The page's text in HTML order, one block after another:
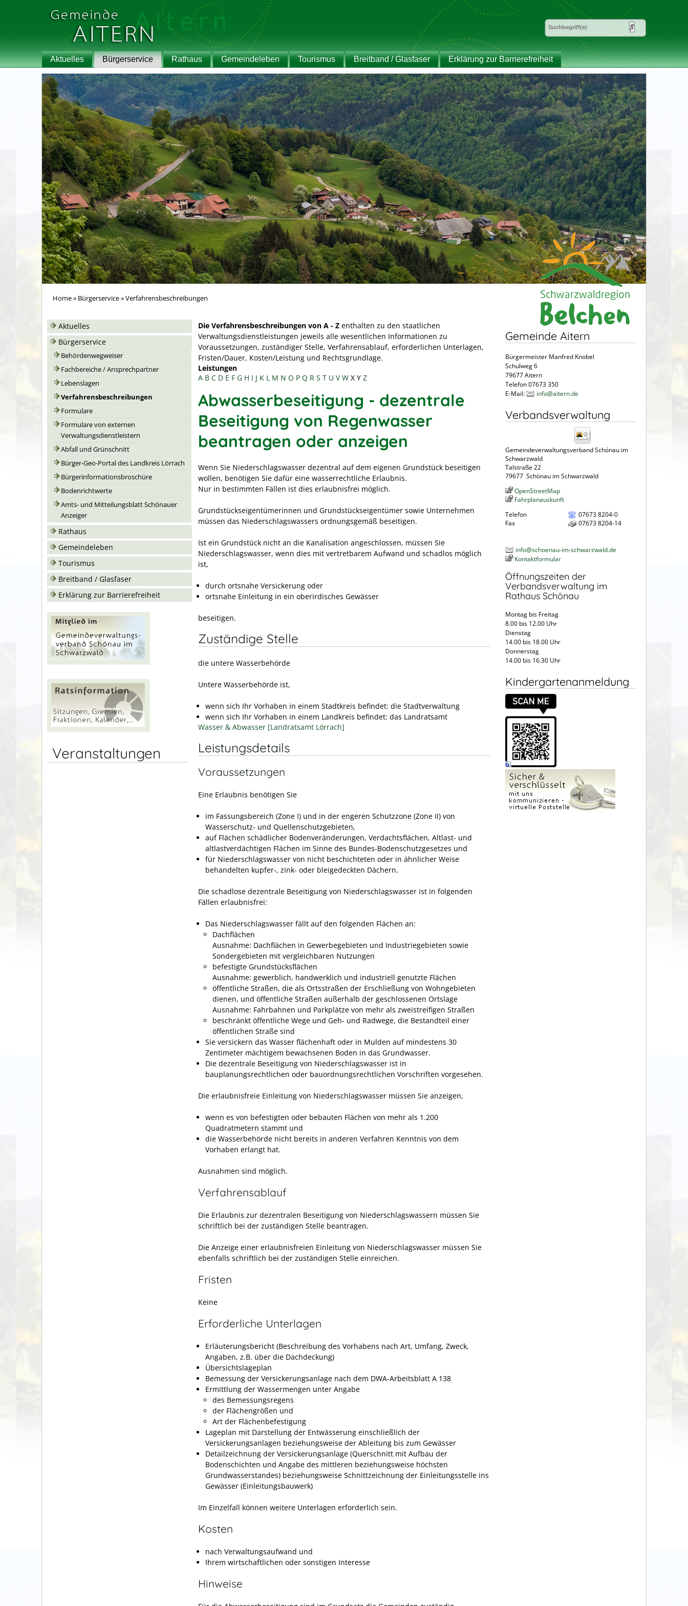
Aktuelles Bürgerservice Rathaus Gemeindeleben Tourismus Breitband / Glasfaser Erklärung zur Barrierefreiheit
Home» Bürgerservice»Verfahrensbeschreibungen
Aktuelles
Bürgerservice
Behördenwegweiser
Fachbereiche / Ansprechpartner
Lebenslagen
Verfahrensbeschreibungen
Formulare
Formulare von externen
Verwaltungsdienstleistern
Abfall und Grünschnitt
Bürger-Geo-Portal des Landkreis Lörrach
Bürgerinformationsbroschüre
Bodenrichtwerte
Amts- und Mitteilungsblatt Schönauer
Anzeiger
Rathaus
Gemeindeleben
Tourismus
Breitband / Glasfaser
Erklärung zur Barrierefreiheit
Veranstaltungen
Die Verfahrensbeschreibungen von A - Z enthalten zu den staatlichen
Verwaltungsdienstleistungen jeweils alle wesentlichen Informationen zu
Voraussetzungen, zuständiger Stelle, Verfahrensablauf, erforderlichen Unterlagen,
Fristen/Dauer, Kosten/Leistung und Rechtsgrundlage.
Leistungen
A B C D E F G H I J K L M N O P Q R S T U V W X Y Z
Abwasserbeseitigung - dezentrale
Beseitigung von Regenwasser
beantragen oder anzeigen
Wenn Sie Niederschlagswasser dezentral auf dem eigenen Grundstück beseitigen
wollen, benötigen Sie dafür eine wasserrechtliche Erlaubnis.
Nur in bestimmten Fällen ist dies erlaubnisfrei möglich.
Grundstückseigentümerinnen und Grundstückseigentümer sowie Unternehmen
müssen das Niederschlagswassers ordnungsgemäß beseitigen.
Ist ein Grundstück nicht an die Kanalisation angeschlossen, müssen Sie
Niederschlagswasser, wenn dies mit vertretbarem Aufwand und schadlos möglich
ist,
durch ortsnahe Versickerung oder
ortsnahe Einleitung in ein oberirdisches Gewässer
beseitigen.
Zuständige Stelle
die untere Wasserbehörde
Untere Wasserbehörde ist,
wenn sich Ihr Vorhaben in einem Stadtkreis befindet: die Stadtverwaltung
wenn sich Ihr Vorhaben in einem Landkreis befindet: das Landratsamt
Wasser & Abwasser [Landratsamt Lörrach]
Leistungsdetails
Voraussetzungen
Eine Erlaubnis benötigen Sie
im Fassungsbereich (Zone I) und in der engeren Schutzzone (Zone II) von
Wasserschutz- und Quellenschutzgebieten,
auf Flächen schädlicher Bodenveränderungen, Verdachtsflächen, Altlast- und
altlastverdächtigen Flächen im Sinne des Bundes-Bodenschutzgesetzes und
für Niederschlagswasser von nicht beschichteten oder in ähnlicher Weise
behandelten kupfer-, zink- oder bleigedeckten Dächern.
Die schadlose dezentrale Beseitigung von Niederschlagswasser ist in folgenden
Fällen erlaubnisfrei:
Das Niederschlagswasser fällt auf den folgenden Flächen an:
Dachflächen
Ausnahme: Dachflächen in Gewerbegebieten und Industriegebieten sowie
Sondergebieten mit vergleichbaren Nutzungen
befestigte Grundstücksflächen
Ausnahme: gewerblich, handwerklich und industriell genutzte Flächen
öffentliche Straßen, die als Ortsstraßen der Erschließung von Wohngebieten
dienen, und öffentliche Straßen außerhalb der geschlossenen Ortslage
Ausnahme: Fahrbahnen und Parkplätze von mehr als zweistreifigen Straßen
beschränkt öffentliche Wege und Geh- und Radwege, die Bestandteil einer
öffentlichen Straße sind
Sie versickern das Wasser flächenhaft oder in Mulden auf mindestens 30
Zentimeter mächtigem bewachsenen Boden in das Grundwasser.
Die dezentrale Beseitigung von Niederschlagswasser ist in
bauplanungsrechtlichen oder bauordnungsrechtlichen Vorschriften vorgesehen.
Die erlaubnisfreie Einleitung von Niederschlagswasser müssen Sie anzeigen,
wenn es von befestigten oder bebauten Flächen von mehr als 1.200
Quadratmetern stammt und
die Wasserbehörde nicht bereits in anderen Verfahren Kenntnis von dem
Vorhaben erlangt hat.
Ausnahmen sind möglich.
Verfahrensablauf
Die Erlaubnis zur dezentralen Beseitigung von Niederschlagswassern müssen Sie
schriftlich bei der zuständigen Stelle beantragen.
Die Anzeige einer erlaubnisfreien Einleitung von Niederschlagswasser müssen Sie
ebenfalls schriftlich bei der zuständigen Stelle einreichen.
Fristen
Keine
Erforderliche Unterlagen
Erläuterungsbericht (Beschreibung des Vorhabens nach Art, Umfang, Zweck,
Angaben, z.B. über die Dachdeckung)
Übersichtslageplan
Bemessung der Versickerungsanlage nach dem DWA-Arbeitsblatt A 138
Ermittlung der Wassermengen unter Angabe
des Bemessungsregens
der Flächengrößen und
Art der Flächenbefestigung
Lageplan mit Darstellung der Entwässerung einschließlich der
Versickerungsanlagen beziehungsweise der Ableitung bis zum Gewässer
Detailzeichnung der Versickerungsanlage (Querschnitt mit Aufbau der
Bodenschichten und Angabe des mittleren beziehungsweise höchsten
Grundwasserstandes) beziehungsweise Schnittzeichnung der Einleitungsstelle ins
Gewässer (Einleitungsbauwerk)
Im Einzelfall können weitere Unterlagen erforderlich sein.
Kosten
nach Verwaltungsaufwand und
Ihrem wirtschaftlichen oder sonstigen Interesse
Hinweise
Gemeinde Aitern
Bürgermeister Manfred Knobel
Schulweg 6
79677 Aitern
Telefon 07673 350
E-Mail:
info@aitern.de
Verbandsverwaltung
Gemeindeverwaltungsverband Schönau im
Schwarzwald
Talstraße 22
79677 Schönau im Schwarzwald
OpenStreetMap
Fahrplanauskunft
Telefon
07673 8204-0
Fax
07673 8204-14
info@schoenau-im-schwarzwald.de
Kontaktformular
Öffnungszeiten der
Verbandsverwaltung im
Rathaus Schönau
Montag bis Freitag
8.00 bis 12.00 Uhr
Dienstag
14.00 bis 18.00 Uhr
Donnerstag
14.00 bis 16.30 Uhr
Kindergartenanmeldung